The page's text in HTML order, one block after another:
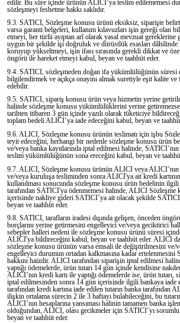
edilir. Bu süre içinde ürünün ALICI’ya teslim edilememesi
sözleşmeyi feshetme hakkı saklıdır.
9.3. SATICI, Sözleşme konusu ürünü eksiksiz, siparişte
varsa garanti belgeleri, kullanım kılavuzları işin gereği olan
etmeyi, her türlü ayıptan arî olarak yasal mevzuat gereklerine
uygun bir şekilde işi doğruluk ve dürüstlük esasları
koruyup yükseltmeyi, işin ifası sırasında gerekli dikkat ve
öngörü ile hareket etmeyi kabul, beyan ve taahhüt eder.
9.4. SATICI, sözleşmeden doğan ifa yükümlülüğünün süresi
bilgilendirmek ve açıkça onayını almak suretiyle eşit kalite
edebilir.
9.5. SATICI, sipariş konusu ürün veya hizmetin yerine
halinde sözleşme konusu yükümlülüklerini yerine
tarihten itibaren 3 gün içinde yazılı olarak tüketiciye
toplam bedeli ALICI’ya iade edeceğini kabul, beyan ve
9.6. ALICI, Sözleşme konusu ürünün teslimatı için işbu
teyit edeceğini, herhangi bir nedenle sözleşme konusu ürün
ve/veya banka kayıtlarında iptal edilmesi halinde,
teslim yükümlülüğünün sona ereceğini kabul, beyan ve
9.7. ALICI, Sözleşme konusu ürünün ALICI veya
ve/veya kuruluşa tesliminden sonra ALICI'ya ait kredi
kullanılması sonucunda sözleşme konusu ürün bedelinin
tarafından SATICI'ya ödenmemesi halinde, ALICI Sözleşme
içerisinde nakliye gideri SATICI’ya ait olacak şekilde
beyan ve taahhüt eder.
9.8. SATICI, tarafların iradesi dışında gelişen, önceden
borçlarını yerine getirmesini engelleyici ve/veya geciktirici
sebepler halleri nedeni ile sözleşme konusu ürünü süresi
ALICI'ya bildireceğini kabul, beyan ve taahhüt eder. ALICI
sözleşme konusu ürünün varsa emsali ile değiştirilmesini ve/
engelleyici durumun ortadan kalkmasına kadar ertelenmesini
hakkını haizdir. ALICI tarafından siparişin iptal edilmesi
yaptığı ödemelerde, ürün tutarı 14 gün içinde kendisine
ALICI’nın kredi kartı ile yaptığı ödemelerde ise, ürün tutarı,
iptal edilmesinden sonra 14 gün içerisinde ilgili bankaya
tarafından kredi kartına iade edilen tutarın banka tarafından
ilişkin ortalama sürecin 2 ile 3 haftayı bulabileceğini, bu
ALICI’nın hesaplarına yansıması halinin tamamen banka
olduğundan, ALICI, olası gecikmeler için SATICI’yı sorumlu
beyan ve taahhüt eder.